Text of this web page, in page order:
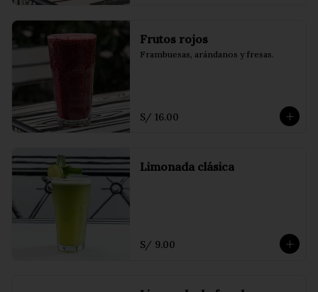
Frutos rojos
Frambuesas, arándanos y fresas.
S/ 16.00
Limonada clásica
S/ 9.00